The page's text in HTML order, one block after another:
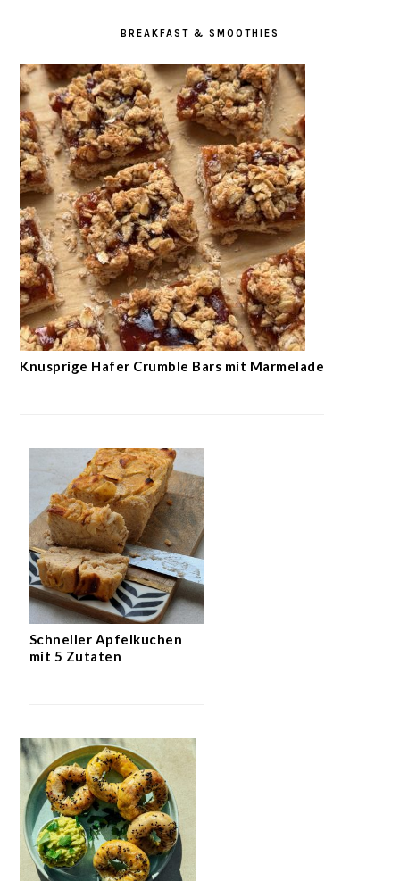
BREAKFAST & SMOOTHIES
Knusprige Hafer Crumble Bars mit Marmelade
Schneller Apfelkuchen
mit 5 Zutaten